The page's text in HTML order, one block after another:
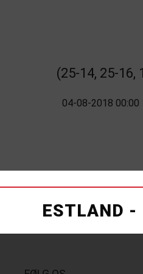
(25-14, 25-16,
04-08-2018 00:00
ESTLAND -